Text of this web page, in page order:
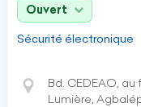
Ouvert
Sécurité électronique
Bd. CEDEAO,
Lumière,